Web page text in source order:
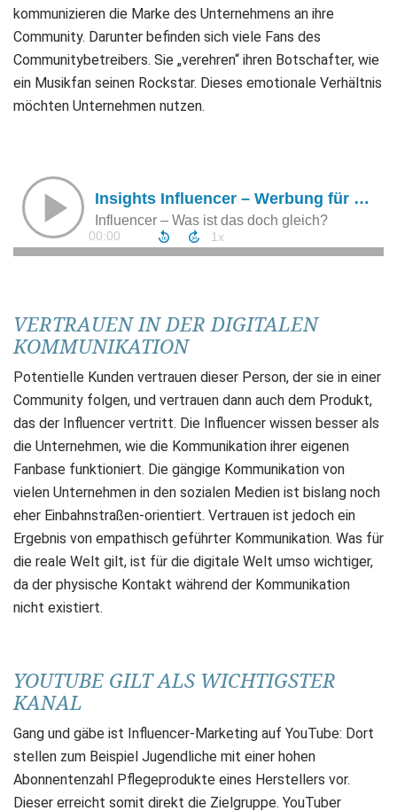
kommunizieren die Marke des Unternehmens an ihre
Community. Darunter befinden sich viele Fans des
Communitybetreibers. Sie „verehren“ ihren Botschafter, wie
ein Musikfan seinen Rockstar. Dieses emotionale Verhältnis
möchten Unternehmen nutzen.
VERTRAUEN IN DER DIGITALEN
KOMMUNIKATION
Potentielle Kunden vertrauen dieser Person, der sie in einer
Community folgen, und vertrauen dann auch dem Produkt,
das der Influencer vertritt. Die Influencer wissen besser als
die Unternehmen, wie die Kommunikation ihrer eigenen
Fanbase funktioniert. Die gängige Kommunikation von
vielen Unternehmen in den sozialen Medien ist bislang noch
eher Einbahnstraßen-orientiert. Vertrauen ist jedoch ein
Ergebnis von empathisch geführter Kommunikation. Was für
die reale Welt gilt, ist für die digitale Welt umso wichtiger,
da der physische Kontakt während der Kommunikation
nicht existiert.
YOUTUBE GILT ALS WICHTIGSTER
KANAL
Gang und gäbe ist Influencer-Marketing auf YouTube: Dort
stellen zum Beispiel Jugendliche mit einer hohen
Abonnentenzahl Pflegeprodukte eines Herstellers vor.
Dieser erreicht somit direkt die Zielgruppe. YouTuber